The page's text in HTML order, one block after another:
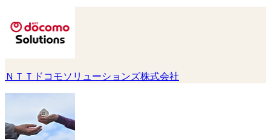
ＮＴＴドコモソリューションズ株式会社